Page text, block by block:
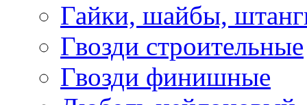
Гайки, шайбы,
Гвозди строительные
Гвозди финишные